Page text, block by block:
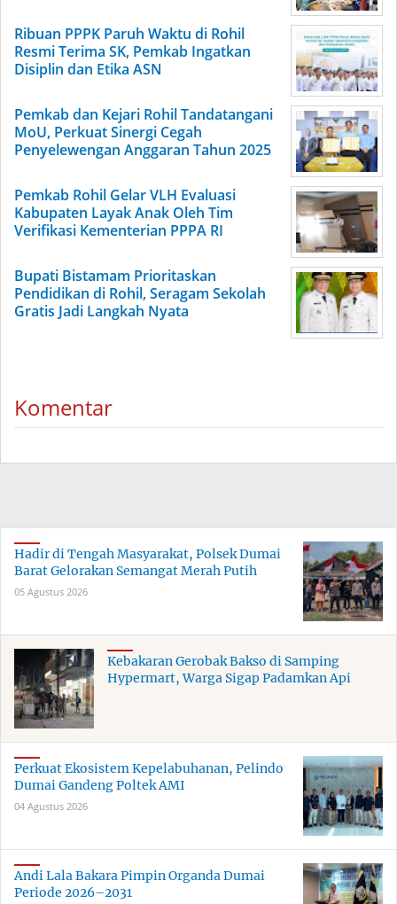
Ribuan PPPK Paruh Waktu di Rohil
Resmi Terima SK, Pemkab Ingatkan
Disiplin dan Etika ASN
Pemkab dan Kejari Rohil Tandatangani
MoU, Perkuat Sinergi Cegah
Penyelewengan Anggaran Tahun 2025
Pemkab Rohil Gelar VLH Evaluasi
Kabupaten Layak Anak Oleh Tim
Verifikasi Kementerian PPPA RI
Bupati Bistamam Prioritaskan
Pendidikan di Rohil, Seragam Sekolah
Gratis Jadi Langkah Nyata
Komentar
Hadir di Tengah Masyarakat, Polsek Dumai
Barat Gelorakan Semangat Merah Putih
05 Agustus 2026
Kebakaran Gerobak Bakso di Samping
Hypermart, Warga Sigap Padamkan Api
Perkuat Ekosistem Kepelabuhanan, Pelindo
Dumai Gandeng Poltek AMI
04 Agustus 2026
Andi Lala Bakara Pimpin Organda Dumai
Periode 2026–2031